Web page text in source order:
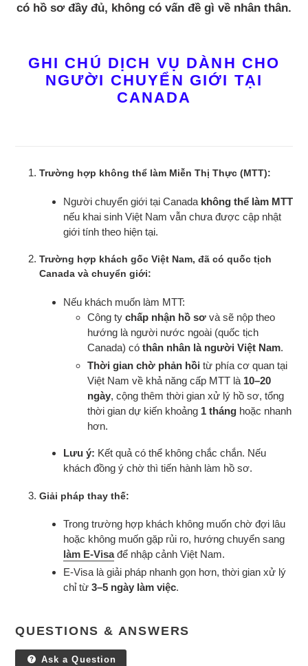
có hồ sơ đầy đủ, không có vấn đề gì về nhân thân.
GHI CHÚ DỊCH VỤ DÀNH CHO
NGƯỜI CHUYỂN GIỚI TẠI
CANADA
Trường hợp không thể làm Miễn Thị Thực (MTT):
Người chuyển giới tại Canada không thể làm MTT
nếu khai sinh Việt Nam vẫn chưa được cập nhật
giới tính theo hiện tại.
Trường hợp khách gốc Việt Nam, đã có quốc tịch
Canada và chuyển giới:
Nếu khách muốn làm MTT:
Công ty chấp nhận hồ sơ và sẽ nộp theo
hướng là người nước ngoài (quốc tịch
Canada) có thân nhân là người Việt Nam.
Thời gian chờ phản hồi từ phía cơ quan tại
Việt Nam về khả năng cấp MTT là 10–20
ngày, cộng thêm thời gian xử lý hồ sơ, tổng
thời gian dự kiến khoảng 1 tháng hoặc nhanh
hơn.
Lưu ý: Kết quả có thể không chắc chắn. Nếu
khách đồng ý chờ thì tiến hành làm hồ sơ.
Giải pháp thay thế:
Trong trường hợp khách không muốn chờ đợi lâu
hoặc không muốn gặp rủi ro, hướng chuyển sang
làm E-Visađể nhập cảnh Việt Nam.
E-Visa là giải pháp nhanh gọn hơn, thời gian xử lý
chỉ từ 3–5 ngày làm việc.
QUESTIONS & ANSWERS
Ask a Question